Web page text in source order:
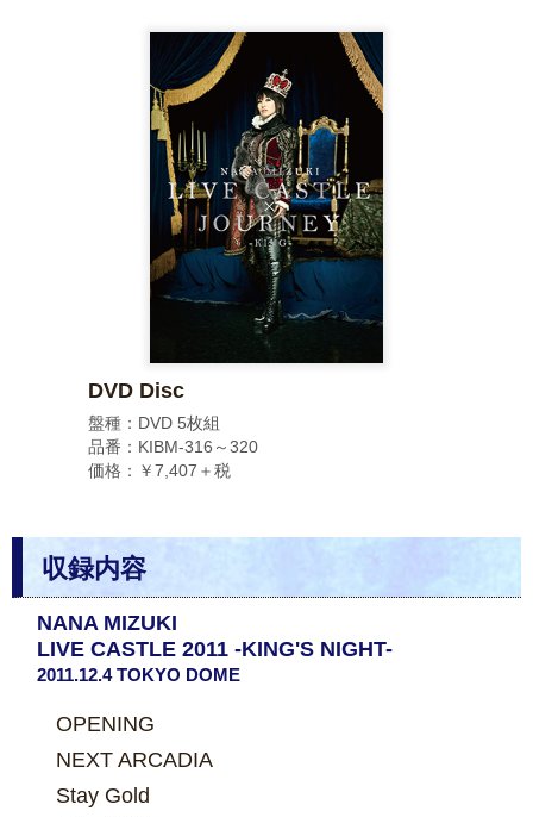
DVD Disc
盤種：DVD 5枚組
品番：KIBM-316～320
価格：￥7,407＋税
収録内容
NANA MIZUKI
LIVE CASTLE 2011 -KING'S NIGHT-
2011.12.4 TOKYO DOME
OPENING
NEXT ARCADIA
Stay Gold